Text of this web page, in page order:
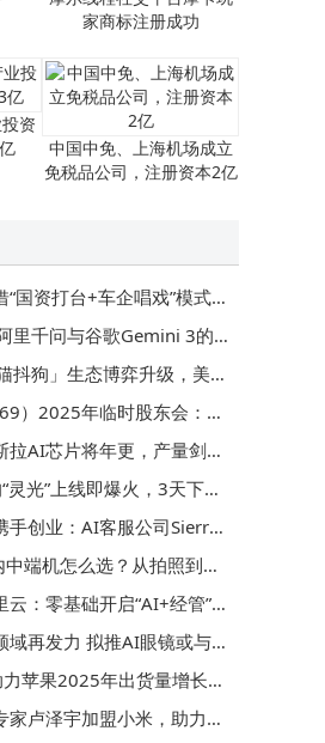
家商标注册成功
资
中国中免、上海机场成立
免税品公司，注册资本2亿
+车企唱戏”模式接盘北京现代闲置工厂
与谷歌Gemini 3的差异化突围之路
博弈升级，美妆品牌全域融合破局求生
会：通过外汇套期保值额度及注册资本变更议案
年更，产量剑指超越所有竞争对手总和
爆火，3天下载量破50万究竟有多好用？
AI客服公司Sierra 21个月ARR破亿
？从拍照到续航，多款热门机型全解析
基础开启“AI+经管”实战新征程
拟推AI眼镜或与车载系统深度协同
年出货量增长，有望超越三星登顶全球
米，助力小米机器人加速技术落地与产品化